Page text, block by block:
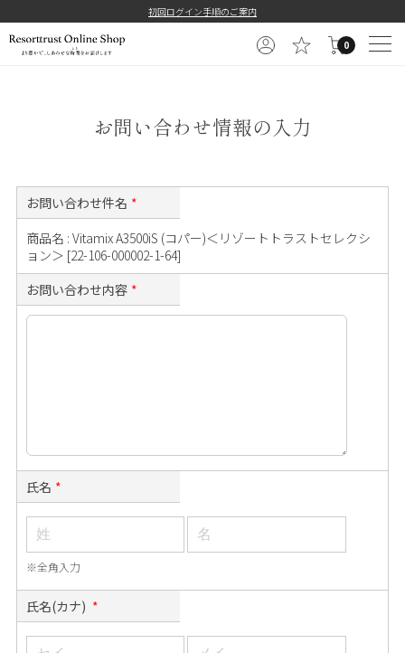
==============================================
初回ログイン手順のご案内
0
お問い合わせ情報の入力
お問い合わせ件名 *
商品名 : Vitamix A3500iS (コパー)＜リゾートトラストセレクシ
ョン＞ [22-106-000002-1-64]
お問い合わせ内容 *
氏名 *
※全角入力
氏名(カナ) *